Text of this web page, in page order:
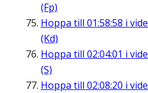
(Fp)
Hoppa till 01:58:58 i
(Kd)
Hoppa till 02:04:01 i
(S)
Hoppa till 02:08:20 i